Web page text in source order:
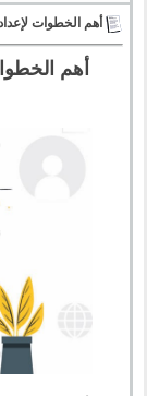
أهم الخطوات
أهم